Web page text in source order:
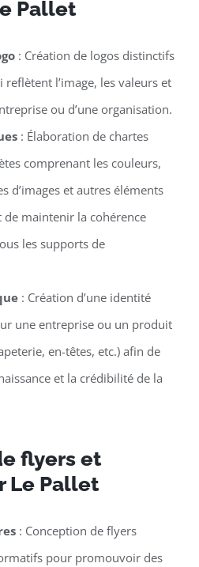
Pallet
: Création de logos distinctifs
l’image, les valeurs et
ou d’une organisation.
: Élaboration de chartes
comprenant les couleurs,
d’images et autres éléments
maintenir la cohérence
les supports de
: Création d’une identité
une entreprise ou un produit
en-têtes, etc.) afin de
et la crédibilité de la
flyers et
Le Pallet
: Conception de flyers
pour promouvoir des